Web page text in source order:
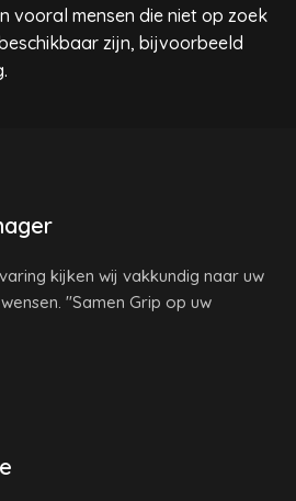
vooral mensen die niet op zoek
zijn, bijvoorbeeld
kijken wij vakkundig naar uw
"Samen Grip op uw